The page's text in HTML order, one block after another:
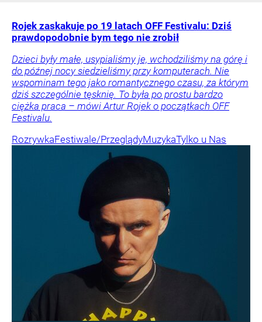
Rojek zaskakuje po 19 latach OFF Festivalu: Dziś
prawdopodobnie bym tego nie zrobił
Dzieci były małe, usypialiśmy je, wchodziliśmy na górę i
do późnej nocy siedzieliśmy przy komputerach. Nie
wspominam tego jako romantycznego czasu, za którym
dziś szczególnie tęsknię. To była po prostu bardzo
ciężka praca – mówi Artur Rojek o początkach OFF
Festivalu.
RozrywkaFestiwale/PrzeglądyMuzykaTylko u Nas